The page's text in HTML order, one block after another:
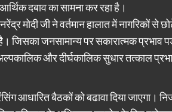
दबाव का सामना कर रहा है।
मोदी जी ने वर्तमान हालात में नागरिकों से
जिसका जनसामान्य पर सकारात्मक प्रभाव
और दीर्घकालिक सुधार तत्काल
आधारित बैठकों को बढावा दिया जाएगा।